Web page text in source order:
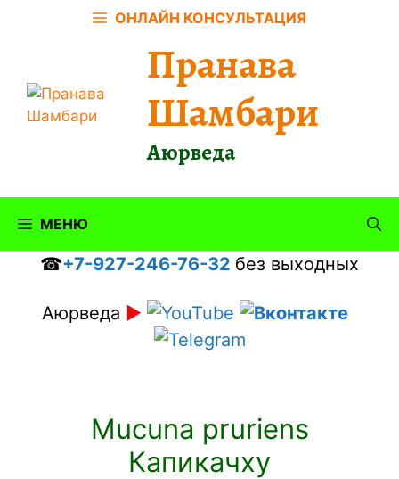
ОНЛАЙН КОНСУЛЬТАЦИЯ
Пранава
Шамбари
Аюрведа
МЕНЮ
☎+7-927-246-76-32 без выходных
Аюрведа ►
Mucuna pruriens
Капикачху